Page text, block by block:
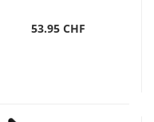
53.95 CHF